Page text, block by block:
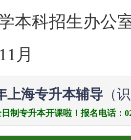
科招生办公
月
上海专升本辅导 （
制专升本开课啦！报名电话：